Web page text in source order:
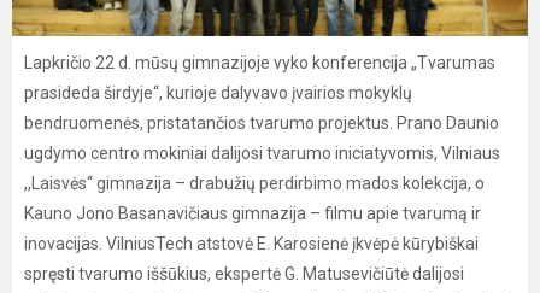
Lapkričio 22 d. mūsų gimnazijoje vyko konferencija „Tvarumas
prasideda širdyje“, kurioje dalyvavo įvairios mokyklų
bendruomenės, pristatančios tvarumo projektus. Prano Daunio
ugdymo centro mokiniai dalijosi tvarumo iniciatyvomis, Vilniaus
,,Laisvės“ gimnazija – drabužių perdirbimo mados kolekcija, o
Kauno Jono Basanavičiaus gimnazija – filmu apie tvarumą ir
inovacijas. VilniusTech atstovė E. Karosienė įkvėpė kūrybiškai
spręsti tvarumo iššūkius, ekspertė G. Matusevičiūtė dalijosi